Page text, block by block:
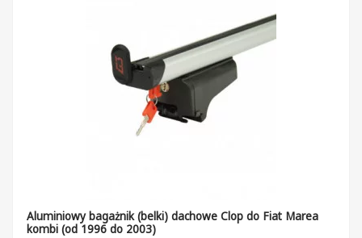
Aluminiowy bagażnik (belki) dachowe Clop do Fiat Marea
kombi (od 1996 do 2003)